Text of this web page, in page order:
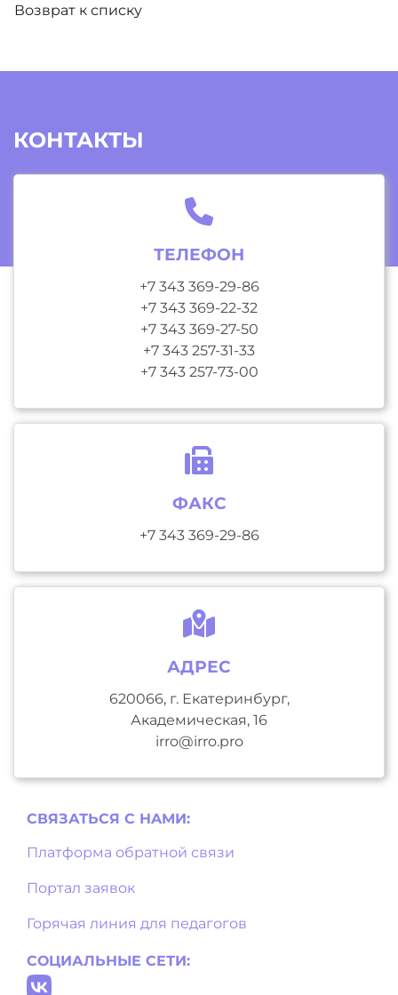
Возврат к списку
КОНТАКТЫ
ТЕЛЕФОН
+7 343 369-29-86
+7 343 369-22-32
+7 343 369-27-50
+7 343 257-31-33
+7 343 257-73-00
ФАКС
+7 343 369-29-86
АДРЕС
620066, г. Екатеринбург,
Академическая, 16
irro@irro.pro
СВЯЗАТЬСЯ С НAМИ:
Платформа обратной связи
Портал заявок
Горячая линия для педагогов
СОЦИАЛЬНЫЕ СЕТИ: